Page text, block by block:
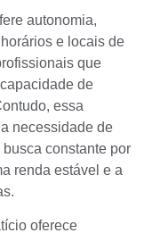
autonomia,
e locais de
que
de
essa
necessidade de
constante por
renda estável e a
oferece